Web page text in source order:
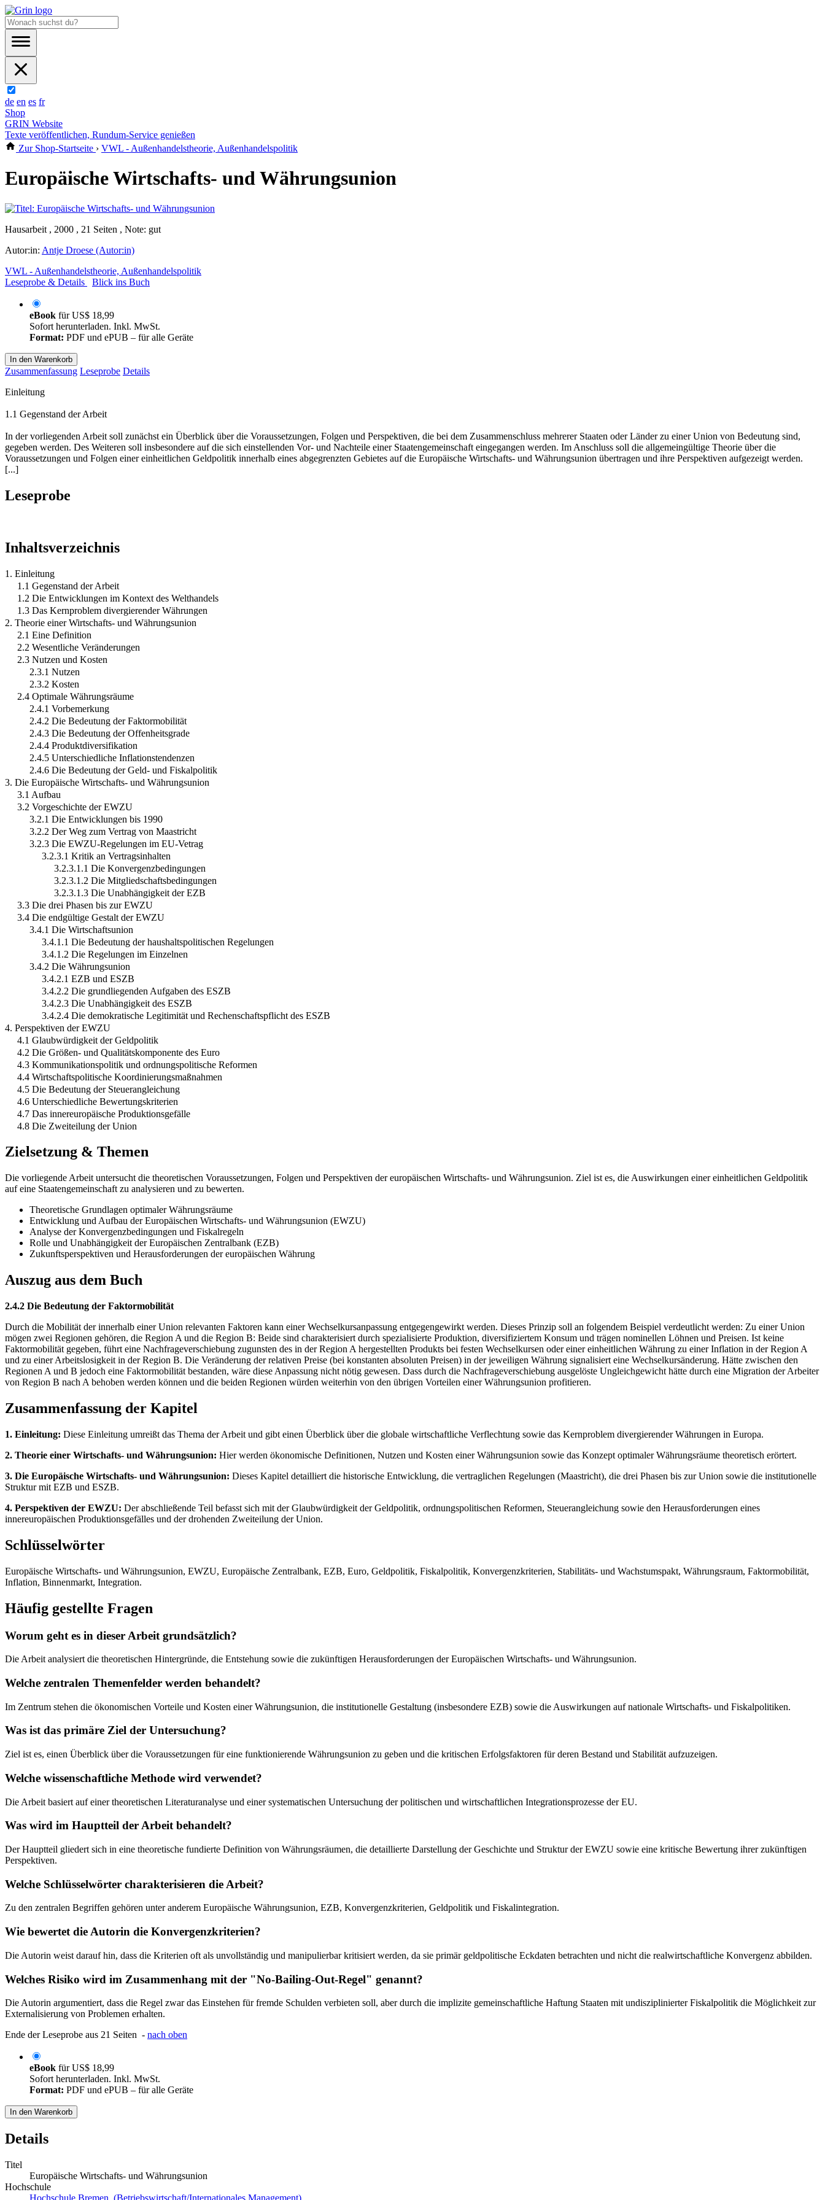
de en es fr
Shop
GRIN Website
Texte veröffentlichen, Rundum-Service genießen
Zur Shop-Startseite › VWL - Außenhandelstheorie, Außenhandelspolitik
Europäische Wirtschafts- und Währungsunion
Hausarbeit , 2000 , 21 Seiten , Note: gut
Autor:in: Antje Droese (Autor:in)
VWL - Außenhandelstheorie, Außenhandelspolitik
Leseprobe & Details
Blick ins Buch
eBook fürUS$ 18,99
Sofort herunterladen. Inkl. MwSt.
Format: PDF und ePUB – für alle Geräte
In den Warenkorb
Zusammenfassung Leseprobe Details
Einleitung
1.1 Gegenstand der Arbeit
In der vorliegenden Arbeit soll zunächst ein Überblick über die Voraussetzungen, Folgen und Perspektiven, die bei dem Zusammenschluss mehrerer Staaten oder Länder zu einer Union von Bedeutung sind,
gegeben werden. Des Weiteren soll insbesondere auf die sich einstellenden Vor- und Nachteile einer Staatengemeinschaft eingegangen werden. Im Anschluss soll die allgemeingültige Theorie über die
Voraussetzungen und Folgen einer einheitlichen Geldpolitik innerhalb eines abgegrenzten Gebietes auf die Europäische Wirtschafts- und Währungsunion übertragen und ihre Perspektiven aufgezeigt werden.
[...]
Leseprobe
Inhaltsverzeichnis
1. Einleitung
1.1 Gegenstand der Arbeit
1.2 Die Entwicklungen im Kontext des Welthandels
1.3 Das Kernproblem divergierender Währungen
2. Theorie einer Wirtschafts- und Währungsunion
2.1 Eine Definition
2.2 Wesentliche Veränderungen
2.3 Nutzen und Kosten
2.3.1 Nutzen
2.3.2 Kosten
2.4 Optimale Währungsräume
2.4.1 Vorbemerkung
2.4.2 Die Bedeutung der Faktormobilität
2.4.3 Die Bedeutung der Offenheitsgrade
2.4.4 Produktdiversifikation
2.4.5 Unterschiedliche Inflationstendenzen
2.4.6 Die Bedeutung der Geld- und Fiskalpolitik
3. Die Europäische Wirtschafts- und Währungsunion
3.1 Aufbau
3.2 Vorgeschichte der EWZU
3.2.1 Die Entwicklungen bis 1990
3.2.2 Der Weg zum Vertrag von Maastricht
3.2.3 Die EWZU-Regelungen im EU-Vetrag
3.2.3.1 Kritik an Vertragsinhalten
3.2.3.1.1 Die Konvergenzbedingungen
3.2.3.1.2 Die Mitgliedschaftsbedingungen
3.2.3.1.3 Die Unabhängigkeit der EZB
3.3 Die drei Phasen bis zur EWZU
3.4 Die endgültige Gestalt der EWZU
3.4.1 Die Wirtschaftsunion
3.4.1.1 Die Bedeutung der haushaltspolitischen Regelungen
3.4.1.2 Die Regelungen im Einzelnen
3.4.2 Die Währungsunion
3.4.2.1 EZB und ESZB
3.4.2.2 Die grundliegenden Aufgaben des ESZB
3.4.2.3 Die Unabhängigkeit des ESZB
3.4.2.4 Die demokratische Legitimität und Rechenschaftspflicht des ESZB
4. Perspektiven der EWZU
4.1 Glaubwürdigkeit der Geldpolitik
4.2 Die Größen- und Qualitätskomponente des Euro
4.3 Kommunikationspolitik und ordnungspolitische Reformen
4.4 Wirtschaftspolitische Koordinierungsmaßnahmen
4.5 Die Bedeutung der Steuerangleichung
4.6 Unterschiedliche Bewertungskriterien
4.7 Das innereuropäische Produktionsgefälle
4.8 Die Zweiteilung der Union
Zielsetzung & Themen
Die vorliegende Arbeit untersucht die theoretischen Voraussetzungen, Folgen und Perspektiven der europäischen Wirtschafts- und Währungsunion. Ziel ist es, die Auswirkungen einer einheitlichen Geldpolitik
auf eine Staatengemeinschaft zu analysieren und zu bewerten.
Theoretische Grundlagen optimaler Währungsräume
Entwicklung und Aufbau der Europäischen Wirtschafts- und Währungsunion (EWZU)
Analyse der Konvergenzbedingungen und Fiskalregeln
Rolle und Unabhängigkeit der Europäischen Zentralbank (EZB)
Zukunftsperspektiven und Herausforderungen der europäischen Währung
Auszug aus dem Buch
2.4.2 Die Bedeutung der Faktormobilität
Durch die Mobilität der innerhalb einer Union relevanten Faktoren kann einer Wechselkursanpassung entgegengewirkt werden. Dieses Prinzip soll an folgendem Beispiel verdeutlicht werden: Zu einer Union
mögen zwei Regionen gehören, die Region A und die Region B: Beide sind charakterisiert durch spezialisierte Produktion, diversifiziertem Konsum und trägen nominellen Löhnen und Preisen. Ist keine
Faktormobilität gegeben, führt eine Nachfrageverschiebung zugunsten des in der Region A hergestellten Produkts bei festen Wechselkursen oder einer einheitlichen Währung zu einer Inflation in der Region A
und zu einer Arbeitslosigkeit in der Region B. Die Veränderung der relativen Preise (bei konstanten absoluten Preisen) in der jeweiligen Währung signalisiert eine Wechselkursänderung. Hätte zwischen den
Regionen A und B jedoch eine Faktormobilität bestanden, wäre diese Anpassung nicht nötig gewesen. Dass durch die Nachfrageverschiebung ausgelöste Ungleichgewicht hätte durch eine Migration der Arbeiter
von Region B nach A behoben werden können und die beiden Regionen würden weiterhin von den übrigen Vorteilen einer Währungsunion profitieren.
Zusammenfassung der Kapitel
1. Einleitung: Diese Einleitung umreißt das Thema der Arbeit und gibt einen Überblick über die globale wirtschaftliche Verflechtung sowie das Kernproblem divergierender Währungen in Europa.
2. Theorie einer Wirtschafts- und Währungsunion: Hier werden ökonomische Definitionen, Nutzen und Kosten einer Währungsunion sowie das Konzept optimaler Währungsräume theoretisch erörtert.
3. Die Europäische Wirtschafts- und Währungsunion: Dieses Kapitel detailliert die historische Entwicklung, die vertraglichen Regelungen (Maastricht), die drei Phasen bis zur Union sowie die institutionelle
Struktur mit EZB und ESZB.
4. Perspektiven der EWZU: Der abschließende Teil befasst sich mit der Glaubwürdigkeit der Geldpolitik, ordnungspolitischen Reformen, Steuerangleichung sowie den Herausforderungen eines
innereuropäischen Produktionsgefälles und der drohenden Zweiteilung der Union.
Schlüsselwörter
Europäische Wirtschafts- und Währungsunion, EWZU, Europäische Zentralbank, EZB, Euro, Geldpolitik, Fiskalpolitik, Konvergenzkriterien, Stabilitäts- und Wachstumspakt, Währungsraum, Faktormobilität,
Inflation, Binnenmarkt, Integration.
Häufig gestellte Fragen
Worum geht es in dieser Arbeit grundsätzlich?
Die Arbeit analysiert die theoretischen Hintergründe, die Entstehung sowie die zukünftigen Herausforderungen der Europäischen Wirtschafts- und Währungsunion.
Welche zentralen Themenfelder werden behandelt?
Im Zentrum stehen die ökonomischen Vorteile und Kosten einer Währungsunion, die institutionelle Gestaltung (insbesondere EZB) sowie die Auswirkungen auf nationale Wirtschafts- und Fiskalpolitiken.
Was ist das primäre Ziel der Untersuchung?
Ziel ist es, einen Überblick über die Voraussetzungen für eine funktionierende Währungsunion zu geben und die kritischen Erfolgsfaktoren für deren Bestand und Stabilität aufzuzeigen.
Welche wissenschaftliche Methode wird verwendet?
Die Arbeit basiert auf einer theoretischen Literaturanalyse und einer systematischen Untersuchung der politischen und wirtschaftlichen Integrationsprozesse der EU.
Was wird im Hauptteil der Arbeit behandelt?
Der Hauptteil gliedert sich in eine theoretische fundierte Definition von Währungsräumen, die detaillierte Darstellung der Geschichte und Struktur der EWZU sowie eine kritische Bewertung ihrer zukünftigen
Perspektiven.
Welche Schlüsselwörter charakterisieren die Arbeit?
Zu den zentralen Begriffen gehören unter anderem Europäische Währungsunion, EZB, Konvergenzkriterien, Geldpolitik und Fiskalintegration.
Wie bewertet die Autorin die Konvergenzkriterien?
Die Autorin weist darauf hin, dass die Kriterien oft als unvollständig und manipulierbar kritisiert werden, da sie primär geldpolitische Eckdaten betrachten und nicht die realwirtschaftliche Konvergenz abbilden.
Welches Risiko wird im Zusammenhang mit der "No-Bailing-Out-Regel" genannt?
Die Autorin argumentiert, dass die Regel zwar das Einstehen für fremde Schulden verbieten soll, aber durch die implizite gemeinschaftliche Haftung Staaten mit undisziplinierter Fiskalpolitik die Möglichkeit zur
Externalisierung von Problemen erhalten.
Ende der Leseprobe aus 21 Seiten - nach oben
eBook fürUS$ 18,99
Sofort herunterladen. Inkl. MwSt.
Format: PDF und ePUB – für alle Geräte
In den Warenkorb
Details
Titel
Europäische Wirtschafts- und Währungsunion
Hochschule